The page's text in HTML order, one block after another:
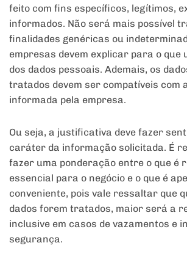
feito com fins específicos, legítimos,
informados. Não será mais possível
finalidades genéricas ou
empresas devem explicar para o que
dos dados pessoais. Ademais, os
tratados devem ser compatíveis com
informada pela empresa.
Ou seja, a justificativa deve fazer
caráter da informação solicitada. É
fazer uma ponderação entre o que é
essencial para o negócio e o que é
conveniente, pois vale ressaltar que
dados forem tratados, maior será a
inclusive em casos de vazamentos e
segurança.